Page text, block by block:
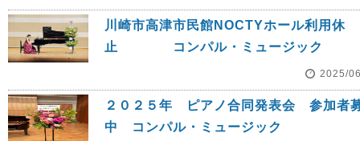
川崎市高津市民館NOCTYホール利用休
止 コンパル・ミュージック
2025/
２０２５年 ピアノ合同発表会 参加者
中 コンパル・ミュージック